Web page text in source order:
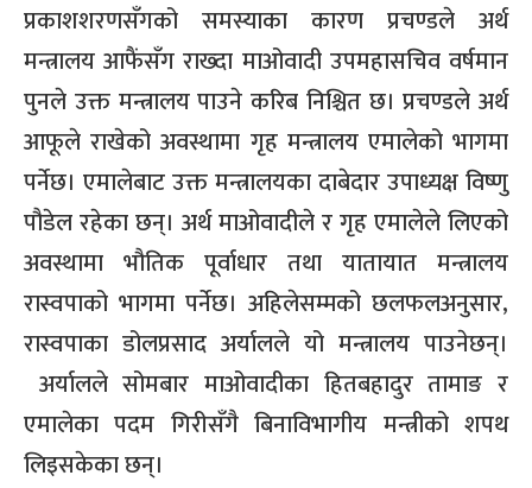
प्रकाशशरणसँगको समस्याका कारण प्रचण्डले अर्थ
मन्त्रालय आफैंसँग राख्दा माओवादी उपमहासचिव वर्षमान
पुनले उक्त मन्त्रालय पाउने करिब निश्चित छ। प्रचण्डले अर्थ
आफूले राखेको अवस्थामा गृह मन्त्रालय एमालेको भागमा
पर्नेछ। एमालेबाटउक्त मन्त्रालयका दाबेदार उपाध्यक्ष विष्णु
पौडेल रहेका छन्। अर्थ माओवादीले र गृह एमालेले लिएको
अवस्थामा भौतिक पूर्वाधार तथा यातायात मन्त्रालय
रास्वपाको भागमा पर्नेछ। अहिलेसम्मको छलफलअनुसार,
रास्वपाका डोलप्रसाद अर्यालले यो मन्त्रालय पाउनेछन्।
अर्यालले सोमबार मा‌ओवादीका हितबहादुर तामाङ र
एमालेका पदम गिरीसँगै बिनाविभागीय मन्त्रीको शपथ
लिइसकेका छन्।